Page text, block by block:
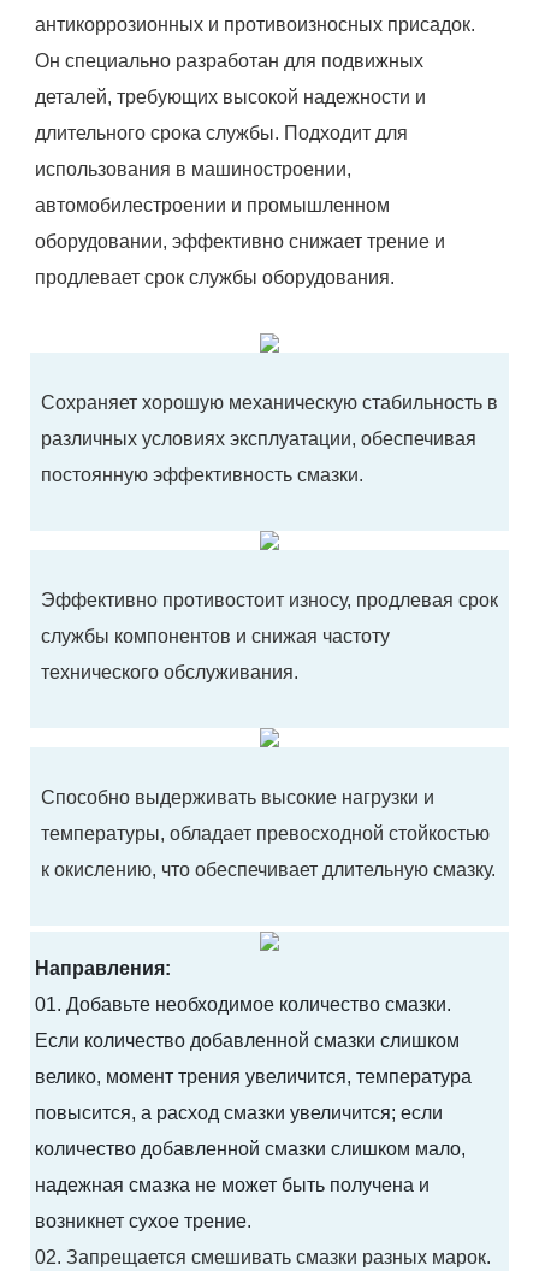
антикоррозионных и противоизносных присадок.
Он специально разработан для подвижных
деталей, требующих высокой надежности и
длительного срока службы. Подходит для
использования в машиностроении,
автомобилестроении и промышленном
оборудовании, эффективно снижает трение и
продлевает срок службы оборудования.
Сохраняет хорошую механическую стабильность в
различных условиях эксплуатации, обеспечивая
постоянную эффективность смазки.
Эффективно противостоит износу, продлевая срок
службы компонентов и снижая частоту
технического обслуживания.
Способно выдерживать высокие нагрузки и
температуры, обладает превосходной стойкостью
к окислению, что обеспечивает длительную смазку.
Направления:
01. Добавьте необходимое количество смазки.
Если количество добавленной смазки слишком
велико, момент трения увеличится, температура
повысится, а расход смазки увеличится; если
количество добавленной смазки слишком мало,
надежная смазка не может быть получена и
возникнет сухое трение.
02. Запрещается смешивать смазки разных марок.